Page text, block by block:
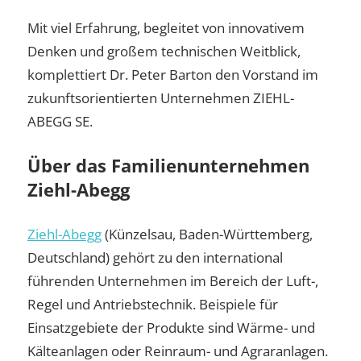
Mit viel Erfahrung, begleitet von innovativem
Denken und großem technischen Weitblick,
komplettiert Dr. Peter Barton den Vorstand im
zukunftsorientierten Unternehmen ZIEHL-
ABEGG SE.
Über das Familienunternehmen
Ziehl-Abegg
Ziehl-Abegg(Künzelsau, Baden-Württemberg,
Deutschland) gehört zu den international
führenden Unternehmen im Bereich der Luft-,
Regel und Antriebstechnik. Beispiele für
Einsatzgebiete der Produkte sind Wärme- und
Kälteanlagen oder Reinraum- und Agraranlagen.